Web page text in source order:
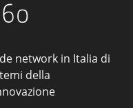
network in Italia di
della